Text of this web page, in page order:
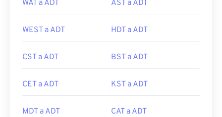
WAT a ADT AST a ADT
WEST a ADT HDT a ADT
CST a ADT BST a ADT
CET a ADT KST a ADT
MDT a ADT CAT a ADT